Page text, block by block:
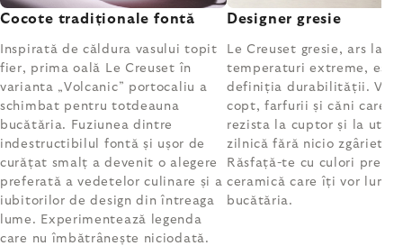
Cocote tradiționale fontă
Inspirată de căldura vasului topit
fier, prima oală Le Creuset în
varianta „Volcanic” portocaliu a
schimbat pentru totdeauna
bucătăria. Fuziunea dintre
indestructibilul fontă și ușor de
curățat smalț a devenit o alegere
preferată a vedetelor culinare și a
iubitorilor de design din întreaga
lume. Experimentează legenda
care nu îmbătrânește niciodată.
Designer gresie
Le Creuset gresie, ars la
temperaturi extreme, este
definiția durabilității.
copt, farfurii și căni care
rezista la cuptor și la
zilnică fără nicio
Răsfață-te cu culori
ceramică care îți vor
bucătăria.